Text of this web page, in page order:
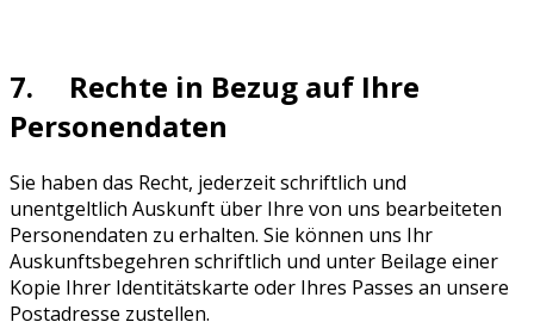
7. Rechte in Bezug auf Ihre
Personendaten
Sie haben das Recht, jederzeit schriftlich und
unentgeltlich Auskunft über Ihre von uns bearbeiteten
Personendaten zu erhalten. Sie können uns Ihr
Auskunftsbegehren schriftlich und unter Beilage einer
Kopie Ihrer Identitätskarte oder Ihres Passes an unsere
Postadresse zustellen.